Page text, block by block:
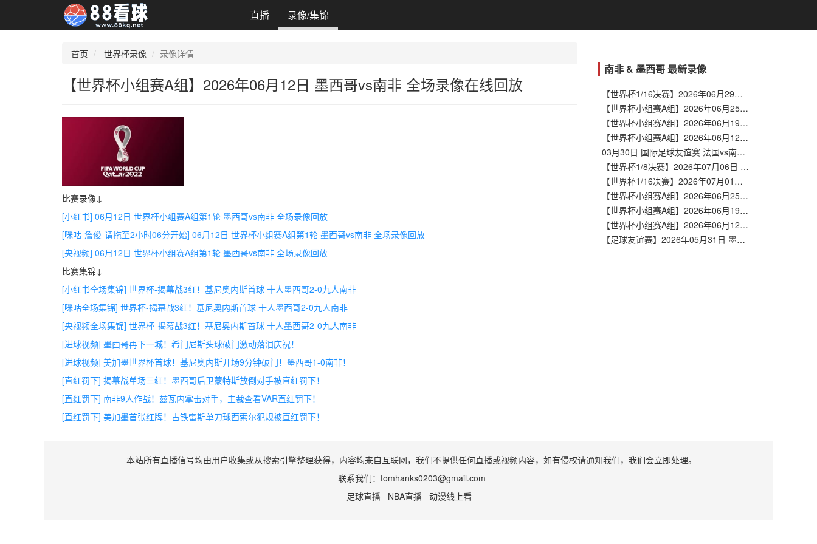
直播 录像/集锦
首页 世界杯录像 录像详情
【世界杯小组赛A组】2026年06月12日 墨西哥vs南非 全场录像在线回放
比赛录像↓
[小红书] 06月12日 世界杯小组赛A组第1轮 墨西哥vs南非 全场录像回放
[咪咕-詹俊-请拖至2小时06分开始] 06月12日 世界杯小组赛A组第1轮 墨西哥vs南非 全场录像回放
[央视频] 06月12日 世界杯小组赛A组第1轮 墨西哥vs南非 全场录像回放
比赛集锦↓
[小红书全场集锦] 世界杯-揭幕战3红！基尼奥内斯首球 十人墨西哥2-0九人南非
[咪咕全场集锦] 世界杯-揭幕战3红！基尼奥内斯首球 十人墨西哥2-0九人南非
[央视频全场集锦] 世界杯-揭幕战3红！基尼奥内斯首球 十人墨西哥2-0九人南非
[进球视频] 墨西哥再下一城！希门尼斯头球破门激动落泪庆祝！
[进球视频] 美加墨世界杯首球！基尼奥内斯开场9分钟破门！墨西哥1-0南非！
[直红罚下] 揭幕战单场三红！墨西哥后卫蒙特斯放倒对手被直红罚下！
[直红罚下] 南非9人作战！兹瓦内掌击对手，主裁查看VAR直红罚下！
[直红罚下] 美加墨首张红牌！古铁雷斯单刀球西索尔犯规被直红罚下！
南非 & 墨西哥 最新录像
【世界杯1/16决赛】2026年06月29日 南非vs加拿大 全场录像在线回放
【世界杯小组赛A组】2026年06月25日 南非vs韩国 全场录像在线回放
【世界杯小组赛A组】2026年06月19日 捷克vs南非 全场录像在线回放
【世界杯小组赛A组】2026年06月12日 墨西哥vs南非 全场录像在线回放
03月30日 国际足球友谊赛 法国vs南非 全场录像集锦
【世界杯1/8决赛】2026年07月06日 墨西哥vs英格兰 全场录像在线回放
【世界杯1/16决赛】2026年07月01日 墨西哥vs厄瓜多尔 全场录像在线回放
【世界杯小组赛A组】2026年06月25日 捷克vs墨西哥 全场录像在线回放
【世界杯小组赛A组】2026年06月19日 墨西哥vs韩国 全场录像在线回放
【世界杯小组赛A组】2026年06月12日 墨西哥vs南非 全场录像在线回放
【足球友谊赛】2026年05月31日 墨西哥vs澳大利亚 全场录像在线回放
本站所有直播信号均由用户收集或从搜索引擎整理获得，内容均来自互联网，我们不提供任何直播或视频内容，如有侵权请通知我们，我们会立即处理。
联系我们： tomhanks0203@gmail.com
足球直播
NBA直播 动漫线上看